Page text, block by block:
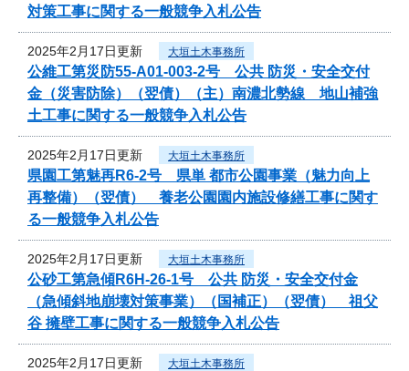
対策工事に関する一般競争入札公告
2025年2月17日更新 大垣土木事務所
公維工第災防55-A01-003-2号 公共 防災・安全交付
金（災害防除）（翌債）（主）南濃北勢線 地山補強
土工事に関する一般競争入札公告
2025年2月17日更新 大垣土木事務所
県園工第魅再R6-2号 県単 都市公園事業（魅力向上
再整備）（翌債） 養老公園園内施設修繕工事に関す
る一般競争入札公告
2025年2月17日更新 大垣土木事務所
公砂工第急傾R6H-26-1号 公共 防災・安全交付金
（急傾斜地崩壊対策事業）（国補正）（翌債） 祖父
谷 擁壁工事に関する一般競争入札公告
2025年2月17日更新 大垣土木事務所